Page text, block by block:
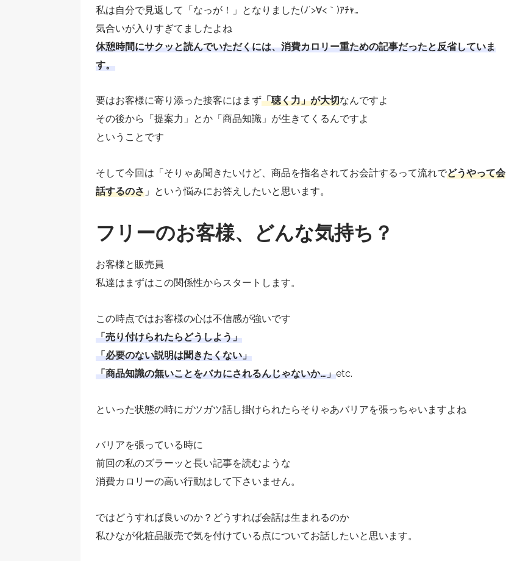
私は自分で見返して「なっが！」となりました(ﾉ´>∀<｀)ｱﾁｬ…
気合いが入りすぎてましたよね
休憩時間にサクッと読んでいただくには、消費カロリー重ための記事だったと反省していま
す。
要はお客様に寄り添った接客にはまず「聴く力」が大切なんですよ
その後から「提案力」とか「商品知識」が生きてくるんですよ
ということです
そして今回は「そりゃあ聞きたいけど、商品を指名されてお会計するって流れでどうやって会
話するのさ 」という悩みにお答えしたいと思います。
フリーのお客様、どんな気持ち？
お客様と販売員
私達はまずはこの関係性からスタートします。
この時点ではお客様の心は不信感が強いです
「売り付けられたらどうしよう」
「必要のない説明は聞きたくない」
「商品知識の無いことをバカにされるんじゃないか…」etc.
といった状態の時にガツガツ話し掛けられたらそりゃあバリアを張っちゃいますよね
バリアを張っている時に
前回の私のズラーッと長い記事を読むような
消費カロリーの高い行動はして下さいません。
ではどうすれば良いのか？どうすれば会話は生まれるのか
私ひなが化粧品販売で気を付けている点についてお話したいと思います。